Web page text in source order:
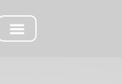
– BRT